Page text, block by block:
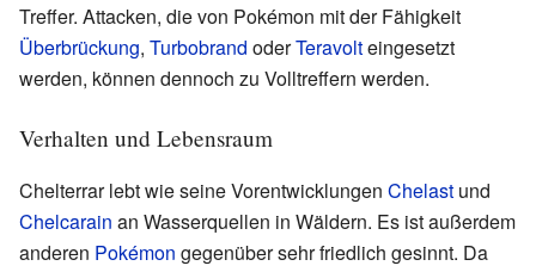
Treffer. Attacken, die von Pokémon mit der Fähigkeit
Überbrückung, Turbobrand oderTeravolteingesetzt
werden, können dennoch zu Volltreffern werden.
Verhalten und Lebensraum
Chelterrar lebt wie seine Vorentwicklungen Chelast und
Chelcarain an Wasserquellen in Wäldern. Es ist außerdem
anderen Pokémon gegenüber sehr friedlich gesinnt. Da